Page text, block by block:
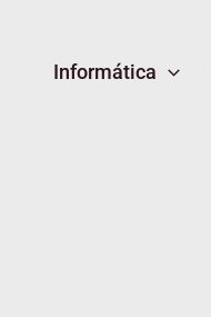
Informática